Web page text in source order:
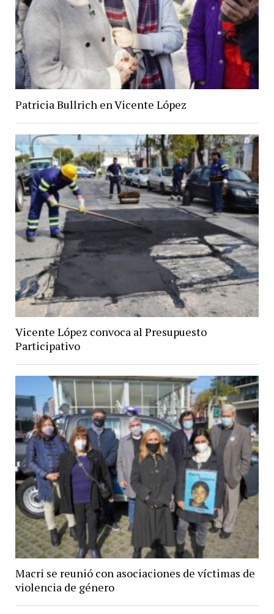
Patricia Bullrich en Vicente López
Vicente López convoca al Presupuesto
Participativo
Macri se reunió con asociaciones de víctimas de
violencia de género